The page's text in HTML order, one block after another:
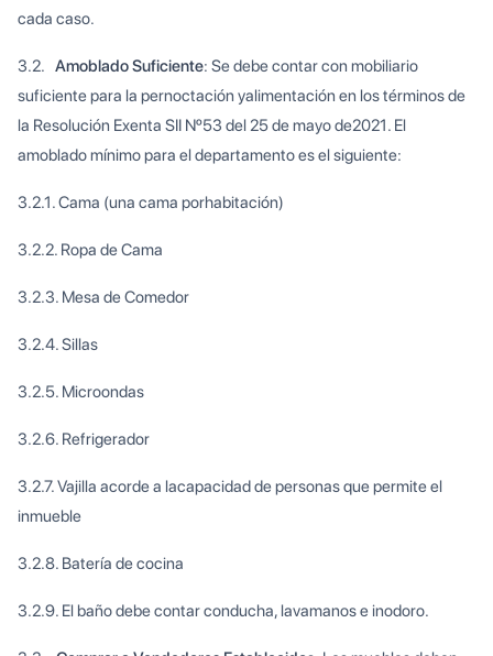
cada caso.
3.2. Amoblado Suficiente: Se debe contar con mobiliario
suficiente para la pernoctación yalimentación en los términos de
la Resolución Exenta SII Nº53 del 25 de mayo de2021. El
amoblado mínimo para el departamento es el siguiente:
3.2.1. Cama (una cama porhabitación)
3.2.2. Ropa de Cama
3.2.3. Mesa de Comedor
3.2.4. Sillas
3.2.5. Microondas
3.2.6. Refrigerador
3.2.7. Vajilla acorde a lacapacidad de personas que permite el
inmueble
3.2.8. Batería de cocina
3.2.9. El baño debe contar conducha, lavamanos e inodoro.